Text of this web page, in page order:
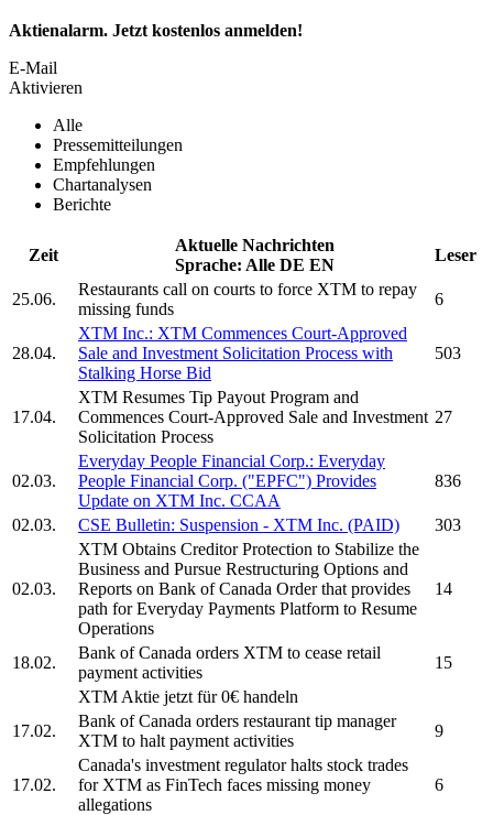
Aktienalarm. Jetzt kostenlos anmelden!
E-Mail
Aktivieren
Alle
Pressemitteilungen
Empfehlungen
Chartanalysen
Berichte
Zeit
Aktuelle Nachrichten
Sprache: Alle DE EN
Leser
25.06.
Restaurants call on courts to force XTM to repay
missing funds
6
28.04.
XTM Inc.: XTM Commences Court-Approved
Sale and Investment Solicitation Process with
Stalking Horse Bid
503
17.04.
XTM Resumes Tip Payout Program and
Commences Court-Approved Sale and Investment
Solicitation Process
27
02.03.
Everyday People Financial Corp.: Everyday
People Financial Corp. ("EPFC") Provides
Update on XTM Inc. CCAA
836
02.03. CSE Bulletin: Suspension - XTM Inc. (PAID) 303
02.03.
XTM Obtains Creditor Protection to Stabilize the
Business and Pursue Restructuring Options and
Reports on Bank of Canada Order that provides
path for Everyday Payments Platform to Resume
Operations
14
18.02.
Bank of Canada orders XTM to cease retail
payment activities
15
XTM Aktie jetzt für 0€ handeln
17.02.
Bank of Canada orders restaurant tip manager
XTM to halt payment activities
9
17.02.
Canada's investment regulator halts stock trades
forXTM as FinTech faces missing money
allegations
6